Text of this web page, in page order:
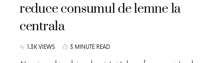
reduce consumul de lemne la
centrala
1.3K VIEWS 3 MINUTE READ